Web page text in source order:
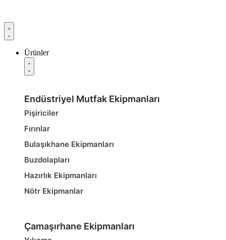
Ürünler
Endüstriyel Mutfak Ekipmanları
Pişiriciler
Fırınlar
Bulaşıkhane Ekipmanları
Buzdolapları
Hazırlık Ekipmanları
Nötr Ekipmanlar
Çamaşırhane Ekipmanları